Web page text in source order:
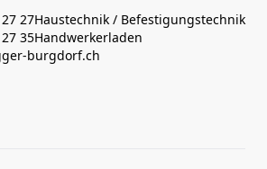
27Haustechnik / Befestigungstechnik
35Handwerkerladen
burgdorf.ch